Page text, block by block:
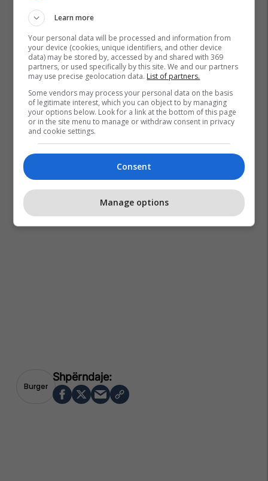
Burger
Learn more
Your personal data will be processed and information from
your device (cookies, unique identifiers, and other device
data) may be stored by, accessed by and shared with 369
partners, or used specifically by this site. We and our partners
may use precise geolocation data. List of partners.
Some vendors may process your personal data on the basis
of legitimate interest, which you can object to by managing
your options below. Look for a link at the bottom of this page
or in the site menu to manage or withdraw consent in privacy
and cookie settings.
Consent
Manage options